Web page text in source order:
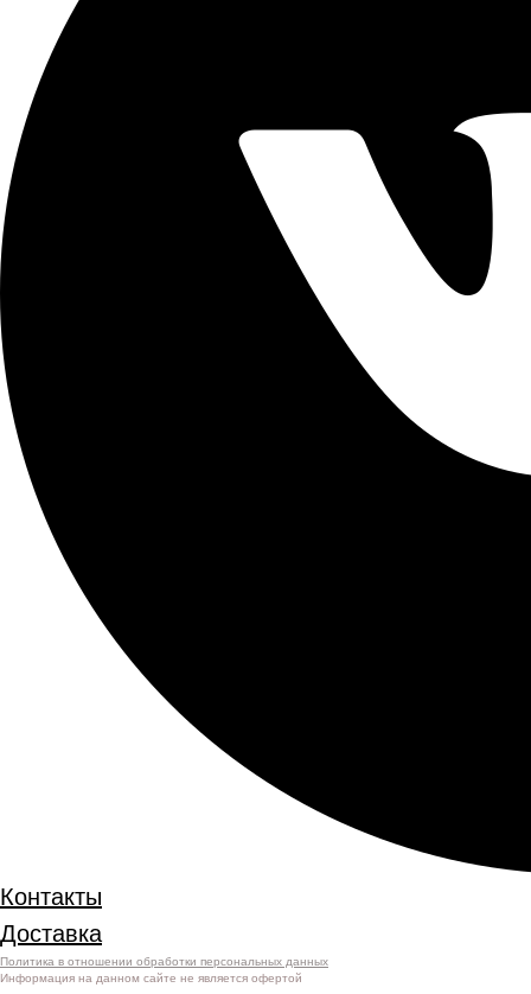
Контакты
Доставка
Политика в отношении обработки персональных данных
Информация на данном сайте не является офертой